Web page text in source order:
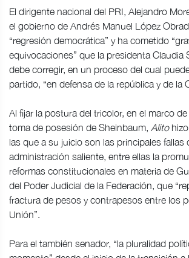
El dirigente nacional del PRI, Alejandro
el gobierno de Andrés Manuel López
“regresión democrática” y ha cometido
equivocaciones” que la presidenta Claudia
debe corregir, en un proceso del cual
partido, “en defensa de la república y de la
Al fijar la postura del tricolor, en el marco
toma de posesión de Sheinbaum, Alito
las que a su juicio son las principales fallas
administración saliente, entre ellas la
reformas constitucionales en materia de
del Poder Judicial de la Federación, que
fractura de pesos y contrapesos entre los
Unión”.
Para el también senador, “la pluralidad